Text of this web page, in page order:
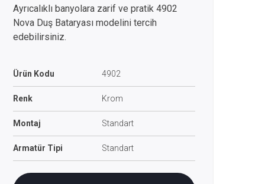
Ayrıcalıklı banyolara zarif ve pratik 4902
Nova Duş Bataryası modelini tercih
edebilirsiniz.
Ürün Kodu 4902
Renk Krom
Montaj Standart
Armatür Tipi Standart